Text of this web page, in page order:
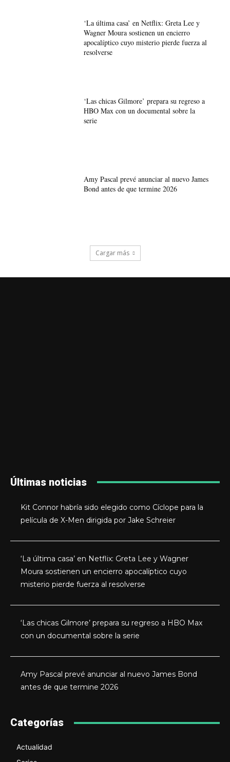
‘La última casa’ en Netflix: Greta Lee y
Wagner Moura sostienen un encierro
apocalíptico cuyo misterio pierde fuerza al
resolverse
‘Las chicas Gilmore’ prepara su regreso a
HBO Max con un documental sobre la
serie
Amy Pascal prevé anunciar al nuevo James
Bond antes de que termine 2026
Cargar más
Últimas noticias
Kit Connor habría sido elegido como Cíclope para la
película de X-Men dirigida por Jake Schreier
‘La última casa’ en Netflix: Greta Lee y Wagner
Moura sostienen un encierro apocalíptico cuyo
misterio pierde fuerza al resolverse
‘Las chicas Gilmore’ prepara su regreso a HBO Max
con un documental sobre la serie
Amy Pascal prevé anunciar al nuevo James Bond
antes de que termine 2026
Categorías
Actualidad